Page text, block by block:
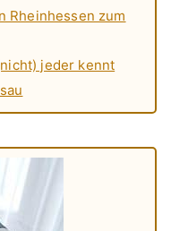
Rheinhessen zum
jeder kennt